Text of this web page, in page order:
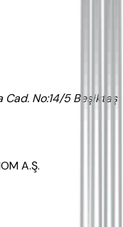
Cad. No:14/5 Beşiktaş
A.Ş.